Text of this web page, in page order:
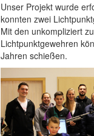
Unser Projekt wurde
konnten zwei
Mit den unkompliziert
Lichtpunktgewehren
Jahren schießen.